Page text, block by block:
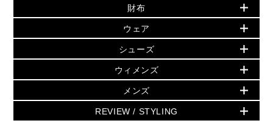
小物
シューズ・靴
ウェア
アクセサリー
時計
▶ メンズ
バッグ
追加アイテム
▶ ウィメンズすべて(ウェア・シューズ除く)
バッグ
財布・小物
ウェア
シューズ
時計・ジュエリー
▶ すべて
▶ ウィメンズすべて
財布・小物
アクセサリー
フレグランス
シューズ
人気の定番アイテム
日本限定 - バッグ
▶ ウィメンズすべて
トートバッグ
ショルダーバッグ
クロスボディ・斜め掛け
財布
日本限定 - 財布・小物
▶ ウィメンズすべて
GREENWICH
折り財布(二つ折り・三つ折り)
長財布
ウェア
▶ ウィメンズすべて
トップス
スカート・パンツ
ジャケット・アウター
シューズ
▶ ウィメンズすべて
サンダル
スニーカー
ウィメンズ
人気の定番アイテム
▶ ウィメンズすべて
メンズ
▶ メンズすべて
REVIEW / STYLING